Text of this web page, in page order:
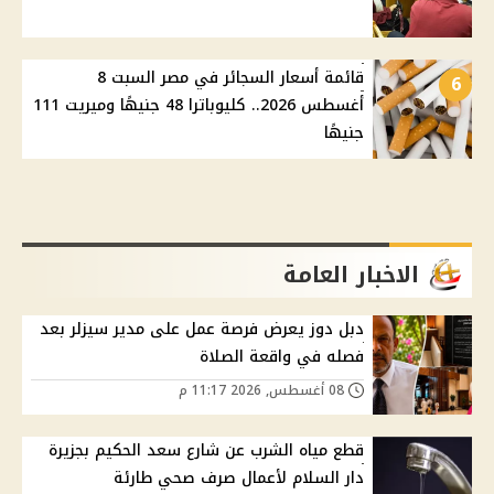
6
قائمة أسعار السجائر في مصر السبت 8
أغسطس 2026.. كليوباترا 48 جنيهًا وميريت 111
جنيهًا
الاخبار العامة
دبل دوز يعرض فرصة عمل على مدير سيزلر بعد
فصله في واقعة الصلاة
قطع مياه الشرب عن شارع سعد الحكيم بجزيرة
دار السلام لأعمال صرف صحي طارئة